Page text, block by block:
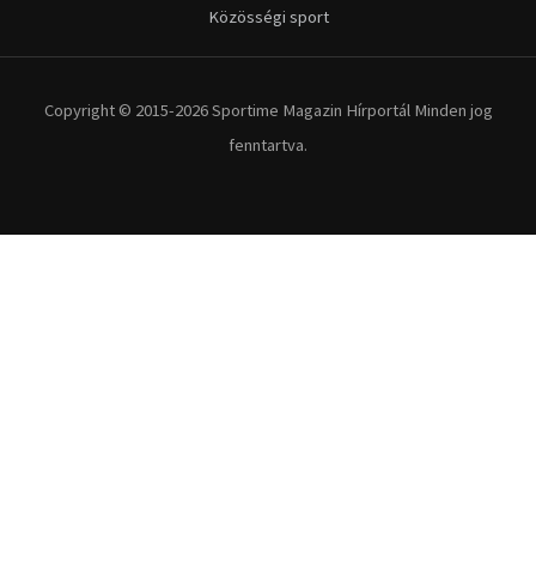
Közösségi sport
Copyright © 2015-2026 Sportime Magazin Hírportál Minden jog
fenntartva.